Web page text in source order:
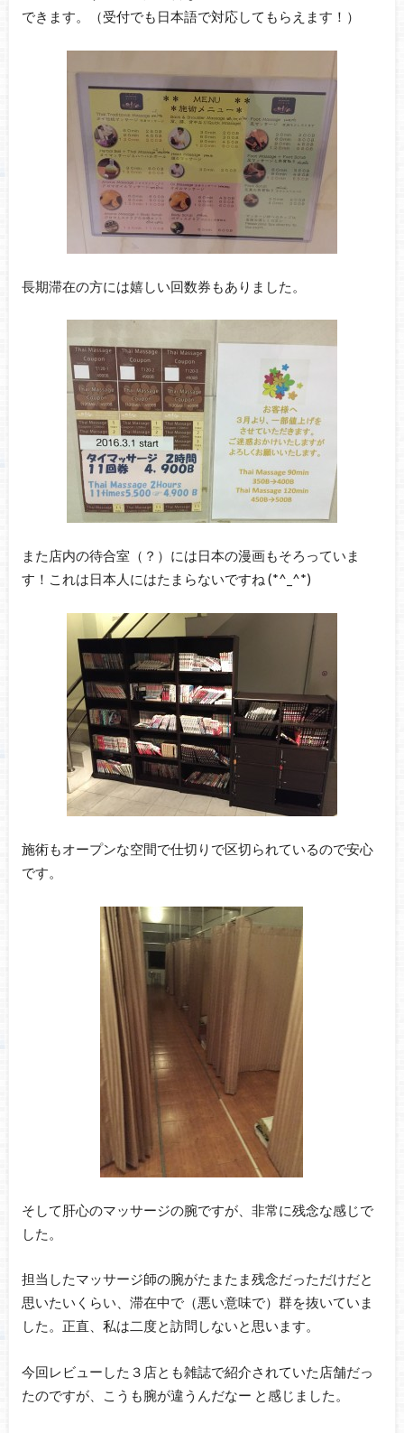
できます。（受付でも日本語で対応してもらえます！）
長期滞在の方には嬉しい回数券もありました。
また店内の待合室（？）には日本の漫画もそろっていま
す！これは日本人にはたまらないですね (*^_^*)
施術もオープンな空間で仕切りで区切られているので安心
です。
そして肝心のマッサージの腕ですが、非常に残念な感じで
した。
担当したマッサージ師の腕がたまたま残念だっただけだと
思いたいくらい、滞在中で（悪い意味で）群を抜いていま
した。正直、私は二度と訪問しないと思います。
今回レビューした３店とも雑誌で紹介されていた店舗だっ
たのですが、こうも腕が違うんだなー と感じました。